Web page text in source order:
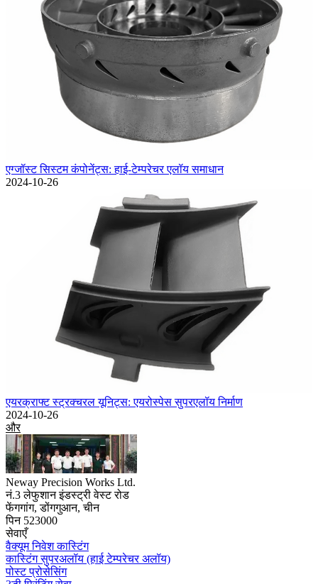
एग्जॉस्ट सिस्टम कंपोनेंट्स: हाई-टेम्परेचर एलॉय समाधान
2024-10-26
एयरक्राफ्ट स्ट्रक्चरल यूनिट्स: एयरोस्पेस सुपरएलॉय निर्माण
2024-10-26
और
Neway Precision Works Ltd.
नं.3 लेफुशान इंडस्ट्री वेस्ट रोड
फेंगगांग, डोंगगुआन, चीन
पिन 523000
सेवाएँ
वैक्यूम निवेश कास्टिंग
कास्टिंग सुपरअलॉय (हाई टेम्परेचर अलॉय)
पोस्ट प्रोसेसिंग